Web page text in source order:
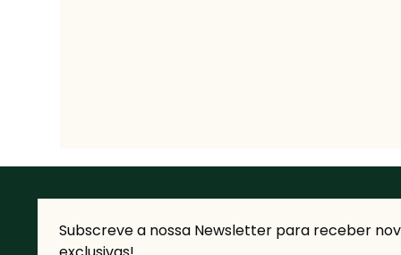
Subscreve a nossa Newsletter para receber